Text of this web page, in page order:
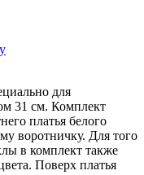
для
31 см. Комплект
платья белого
воротничку. Для того
в комплект также
Поверх платья